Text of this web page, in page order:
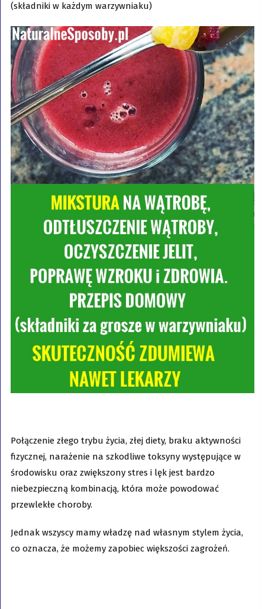
(składniki w każdym warzywniaku)
Połączenie złego trybu życia, złej diety, braku aktywności
fizycznej, narażenie na szkodliwe toksyny występujące w
środowisku oraz zwiększony stres i lęk jest bardzo
niebezpieczną kombinacją, która może powodować
przewlekłe choroby.
Jednak wszyscy mamy władzę nad własnym stylem życia,
co oznacza, że możemy zapobiec większości zagrożeń.